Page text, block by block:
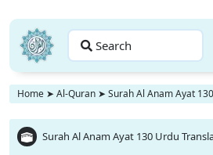
Search
Home ➤ Al-Quran ➤ Surah Al Anam Ayat
Surah Al Anam Ayat 130 Urdu